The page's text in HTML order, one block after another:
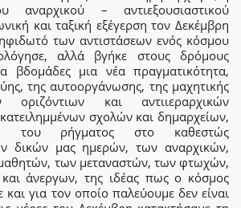
αναρχικού – αντιεξουσιαστικού
και ταξική εξέγερση τον Δεκέμβρη
των αντιστάσεων ενός κόσμου
αλλά βγήκε στους δρόμους
βδομάδες μια νέα πραγματικότητα,
της αυτοοργάνωσης, της μαχητικής
οριζόντιων και αντιιεραρχικών
σχολών και δημαρχείων,
του ρήγματος στο καθεστώς
δικών μας ημερών, των αναρχικών,
των μεταναστών, των φτωχών,
άνεργων, της ιδέας πως ο κόσμος
για τον οποίο παλεύουμε δεν είναι